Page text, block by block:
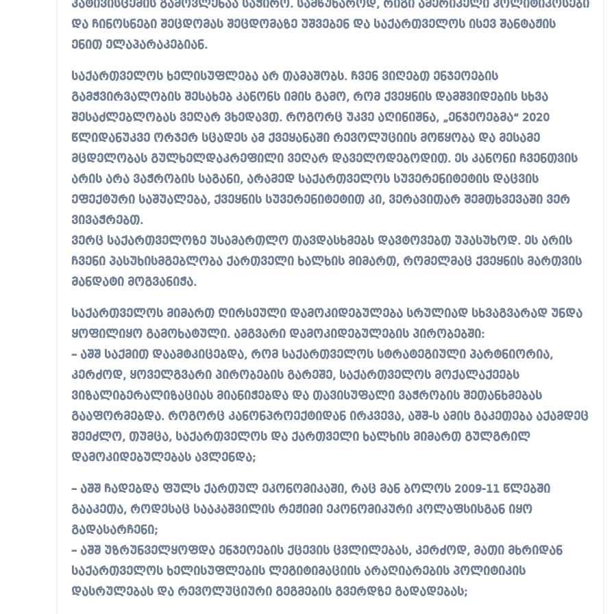
პატივისცემის გამოვლენაა საჭირო. სამწუხაროდ, რიგი ამერიკელი პოლიტიკოსები
და ჩინოსნები შეცდომას შეცდომაზე უშვებენ და საქართველოს ისევ შანტაჟის
ენით ელაპარაკებიან.
საქართველოს ხელისუფლება არ თამაშობს. ჩვენ ვიღებთ ენჯეოების
გამჭვირვალობის შესახებ კანონს იმის გამო, რომ ქვეყნის დამშვიდების სხვა
შესაძლებლობას ვეღარ ვხედავთ. როგორც უკვე აღინიშნა, „ენჯეოებმა“ 2020
წლიდანუკვე ორჯერ სცადეს ამ ქვეყანაში რევოლუციის მოწყობა და მესამე
მცდელობას გულხელდაკრეფილი ვეღარ დაველოდებოდით. ეს კანონი ჩვენთვის
არის არა ვაჭრობის საგანი, არამედ საქართველოს სუვერენიტეტის დაცვის
ეფექტური საშუალება, ქვეყნის სუვერენიტეტით კი, ვერავითარ შემთხვევაში ვერ
ვივაჭრებთ.
ვერც საქართველოზე უსამართლო თავდასხმებს დავტოვებთ უპასუხოდ. ეს არის
ჩვენი პასუხისმგებლობა ქართველი ხალხის მიმართ, რომელმაც ქვეყნის მართვის
მანდატი მოგვანიჭა.
საქართველოს მიმართ ღირსეული დამოკიდებულება სრულიად სხვაგვარად უნდა
ყოფილიყო გამოხატული. ამგვარი დამოკიდებულების პირობებში:
– აშშ საქმით დაამტკიცებდა, რომ საქართველოს სტრატეგიული პარტნიორია,
კერძოდ, ყოველგვარი პირობების გარეშე, საქართველოს მოქალაქეებს
ვიზალიბერალიზაციას მიანიჭებდა და თავისუფალი ვაჭრობის შეთანხმებას
გააფორმებდა. როგორც კანონპროექტიდან ირკვევა, აშშ-ს ამის გაკეთება აქამდეც
შეეძლო, თუმცა, საქართველოს და ქართველი ხალხის მიმართ გულგრილ
დამოკიდებულებას ავლენდა;
– აშშ ჩადებდა ფულს ქართულ ეკონომიკაში, რაც მან ბოლოს 2009-11 წლებში
გააკეთა, როდესაც სააკაშვილის რეჟიმი ეკონომიკური კოლაფსისგან იყო
გადასარჩენი;
– აშშ უზრუნველყოფდა ენჯეოების ქცევის ცვლილებას, კერძოდ, მათი მხრიდან
საქართველოს ხელისუფლების ლეგიტიმაციის არაღიარების პოლიტიკის
დასრულებას და რევოლუციური გეგმების გვერდზე გადადებას;